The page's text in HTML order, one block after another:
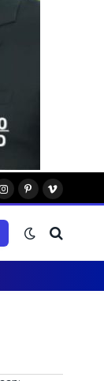
Instagram
PinterestVimeo